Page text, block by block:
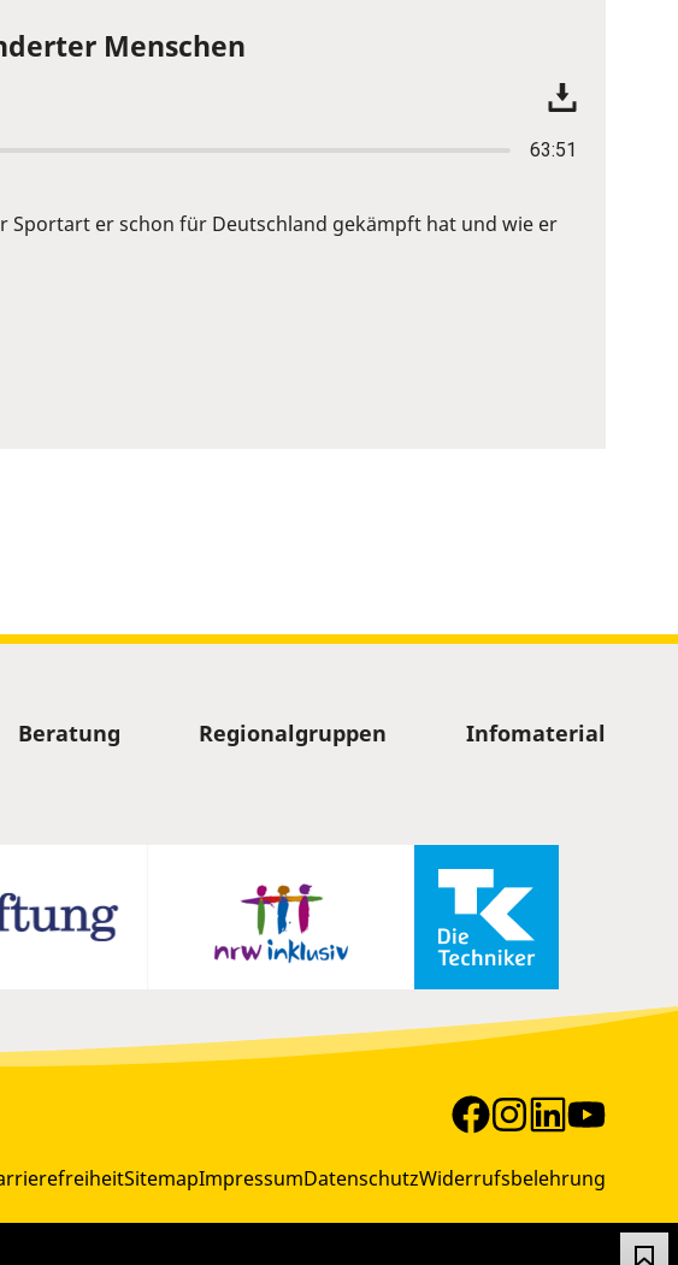
Menschen
63:51
Sportart er schon für Deutschland gekämpft hat und wie er
Beratung Regionalgruppen Infomaterial
SitemapImpressumDatenschutzWiderrufsbelehrung